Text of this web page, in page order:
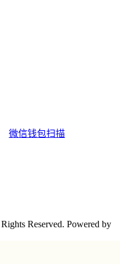
微信钱包扫描
Reserved. Powered by